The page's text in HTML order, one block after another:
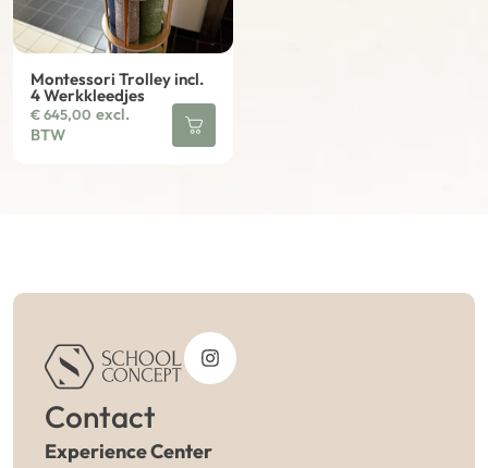
Montessori Trolley incl.
4 Werkkleedjes
€645,00 excl.
BTW
Contact
Experience Center